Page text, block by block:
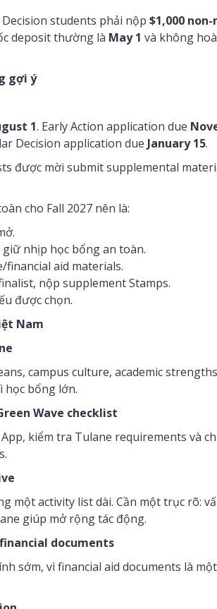
students phải nộp $1,000
deposit thường là May 1 và không
gợi ý
1. Early Action application due
Decision application due January 15.
được mời submit supplemental
cho Fall 2027 nên là:
nhịp học bổng an toàn.
financial aid materials.
nộp supplement Stamps.
được chọn.
Nam
campus culture, academic
học bổng lớn.
Wave checklist
kiểm tra Tulane requirements và
một activity list dài. Cần một trục rõ:
giúp mở rộng tác động.
documents
sớm, vì financial aid documents là